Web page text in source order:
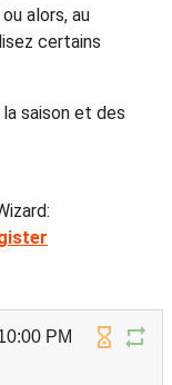
alors, au
certains
saison et des
PM